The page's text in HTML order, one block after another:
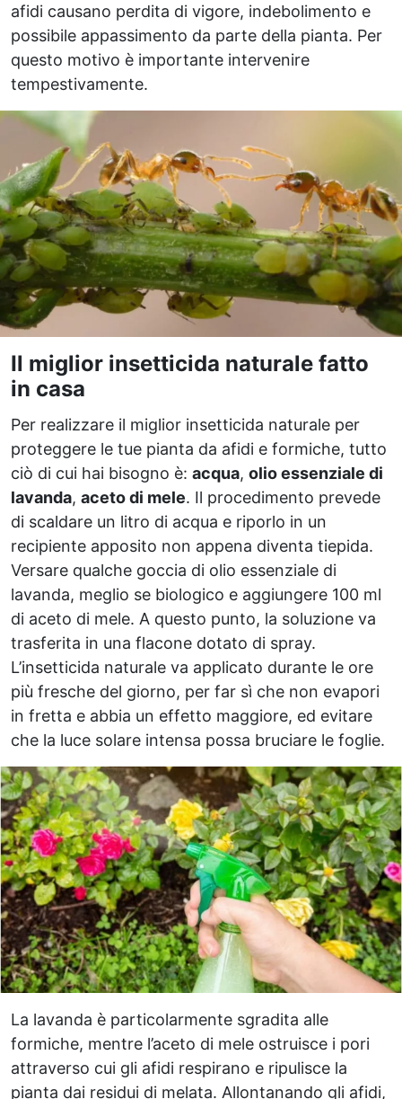
afidi causano perdita di vigore, indebolimento e
possibile appassimento da parte della pianta. Per
questo motivo è importante intervenire
tempestivamente.
Il miglior insetticida naturale fatto
in casa
Per realizzare il miglior insetticida naturale per
proteggere le tue pianta da afidi e formiche, tutto
ciò di cui hai bisogno è: acqua, olio essenziale di
lavanda, aceto di mele. Il procedimento prevede
di scaldare un litro di acqua e riporlo in un
recipiente apposito non appena diventa tiepida.
Versare qualche goccia di olio essenziale di
lavanda, meglio se biologico e aggiungere 100 ml
di aceto di mele. A questo punto, la soluzione va
trasferita in una flacone dotato di spray.
L’insetticida naturale va applicato durante le ore
più fresche del giorno, per far sì che non evapori
in fretta e abbia un effetto maggiore, ed evitare
che la luce solare intensa possa bruciare le foglie.
La lavanda è particolarmente sgradita alle
formiche, mentre l’aceto di mele ostruisce i pori
attraverso cui gli afidi respirano e ripulisce la
pianta dai residui di melata. Allontanando gli afidi,